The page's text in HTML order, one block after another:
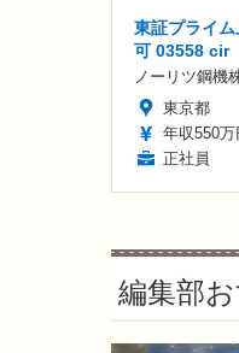
東証プライ
可 03558 cir
ノーリツ鋼機
東京都
年収550万
正社員
編集部